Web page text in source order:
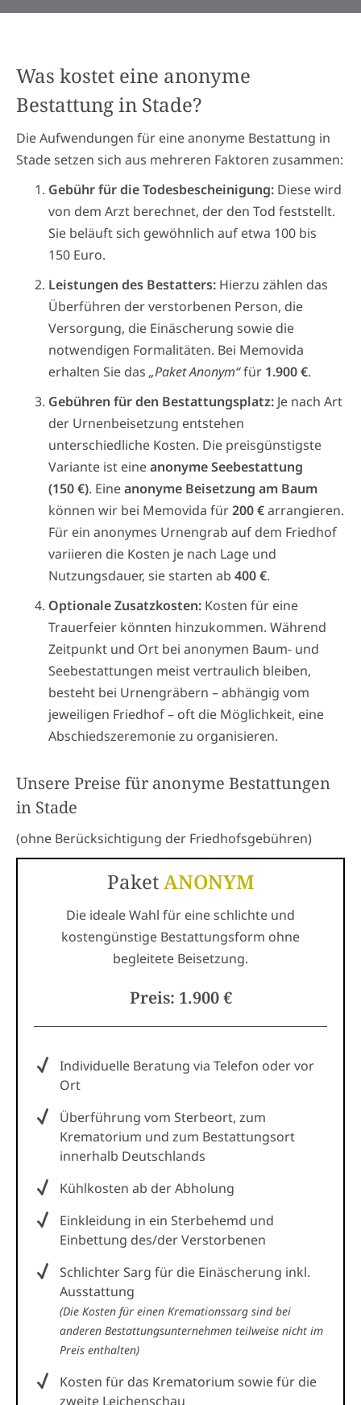
Was kostet eine anonyme
Bestattung in Stade?
Die Aufwendungen für eine anonyme Bestattung in
Stade setzen sich aus mehreren Faktoren zusammen:
Gebühr für die Todesbescheinigung: Diese wird
von dem Arzt berechnet, der den Tod feststellt.
Sie beläuft sich gewöhnlich auf etwa 100 bis
150 Euro.
Leistungen des Bestatters: Hierzu zählen das
Überführen der verstorbenen Person, die
Versorgung, die Einäscherung sowie die
notwendigen Formalitäten. Bei Memovida
erhalten Sie das „Paket Anonym“für 1.900 €.
Gebühren für den Bestattungsplatz: Je nach Art
der Urnenbeisetzung entstehen
unterschiedliche Kosten. Die preisgünstigste
Variante ist eineanonyme Seebestattung
(150 €). Eineanonyme Beisetzung am Baum
können wir bei Memovida für200 €arrangieren.
Für ein anonymes Urnengrab auf dem Friedhof
variieren die Kosten je nach Lage und
Nutzungsdauer, sie starten ab 400 €.
Optionale Zusatzkosten: Kosten für eine
Trauerfeier könnten hinzukommen. Während
Zeitpunkt und Ort bei anonymen Baum- und
Seebestattungen meist vertraulich bleiben,
besteht bei Urnengräbern – abhängig vom
jeweiligen Friedhof – oft die Möglichkeit, eine
Abschiedszeremonie zu organisieren.
Unsere Preise für anonyme Bestattungen
in Stade
(ohne Berücksichtigung der Friedhofsgebühren)
PaketANONYM
Die ideale Wahl für eine schlichte und
kostengünstige Bestattungsform ohne
begleitete Beisetzung.
Preis: 1.900 €
Individuelle Beratung via Telefon oder vor
Ort
Überführung vom Sterbeort, zum
Krematorium und zum Bestattungsort
innerhalb Deutschlands
Kühlkosten ab der Abholung
Einkleidung in ein Sterbehemd und
Einbettung des/der Verstorbenen
Schlichter Sarg für die Einäscherung inkl.
Ausstattung
(Die Kosten für einen Kremationssarg sind bei
anderen Bestattungsunternehmen teilweise nicht im
Preis enthalten)
Kosten für das Krematorium sowie für die
zweite Leichenschau